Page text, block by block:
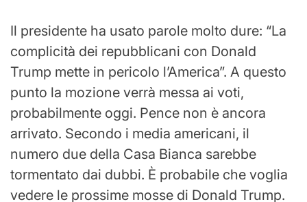
Il presidente ha usato parole molto dure: “La
complicità dei repubblicani con Donald
Trump mette in pericolo l’America”. A questo
punto la mozione verrà messa ai voti,
probabilmente oggi. Pence non è ancora
arrivato. Secondo i media americani, il
numero due della Casa Bianca sarebbe
tormentato dai dubbi. È probabile che voglia
vedere le prossime mosse di Donald Trump.